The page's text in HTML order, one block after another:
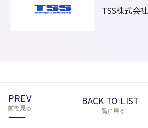
TSS株式会社
PREV
前を見る
BACK TO LIST
一覧に戻る